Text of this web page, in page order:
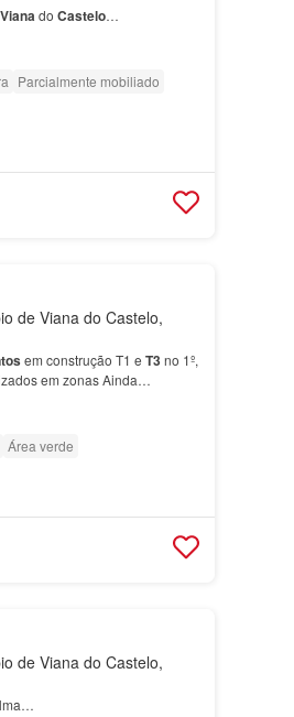
Vianado Castelo…
Parcialmente mobiliado
de Viana do Castelo,
em construção T1 e T3no 1º,
em zonas Ainda
Área verde
de Viana do Castelo,